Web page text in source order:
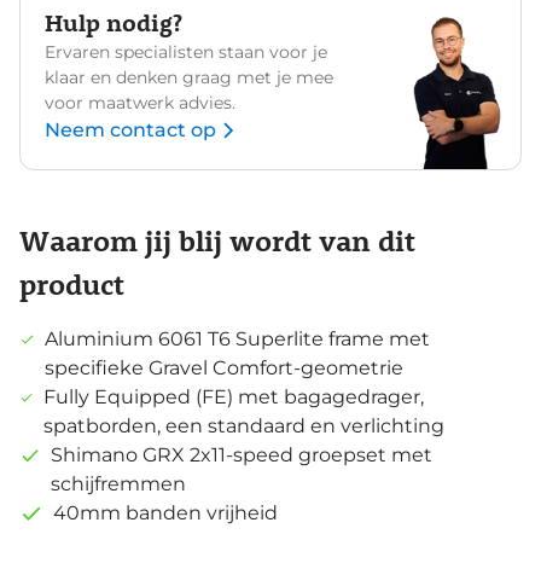
Hulp nodig?
Ervaren specialisten staan voor je
klaar en denken graag met je mee
voor maatwerk advies.
Neem contact op
Waarom jij blij wordt van dit
product
Aluminium 6061 T6 Superlite frame met
specifieke Gravel Comfort-geometrie
Fully Equipped (FE) met bagagedrager,
spatborden, een standaard en verlichting
Shimano GRX 2x11-speed groepset met
schijfremmen
40mm banden vrijheid